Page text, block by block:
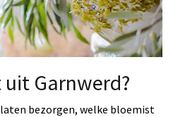
Garnwerd?
bezorgen, welke bloemist